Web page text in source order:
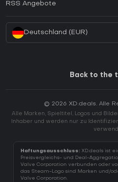
RSS Angebote
Deutschland (EUR)
Back to the
© 2026 XD.deals. Alle
Alle Marken, Spieltitel, Logos und
Inhaber und werden nur zu
Haftungsausschluss: XD.deals ist
Preisvergleichs- und Deal-
Valve Corporation verbunden oder
das Steam-Logo sind Marken und/
Valve Corporation.